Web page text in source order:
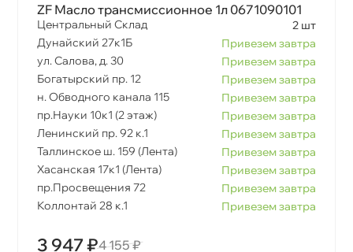
ZF Масло трансмиссионное 1л 0671090101
Центральный Склад
2 шт
Дунайский 27к1Б
Привезем завтра
ул. Салова, д. 30
Привезем завтра
Богатырский пр. 12
Привезем завтра
н. Обводного канала 115
Привезем завтра
пр.Науки 10к1 (2 этаж)
Привезем завтра
Ленинский пр. 92 к.1
Привезем завтра
Таллинское ш. 159 (Лента)
Привезем завтра
Хасанская 17к1 (Лента)
Привезем завтра
пр.Просвещения 72
Привезем завтра
Коллонтай 28 к.1
Привезем завтра
3 947 ₽4 155 ₽